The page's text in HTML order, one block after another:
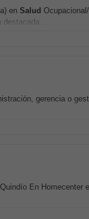
en Salud
gerencia o
En Homecenter